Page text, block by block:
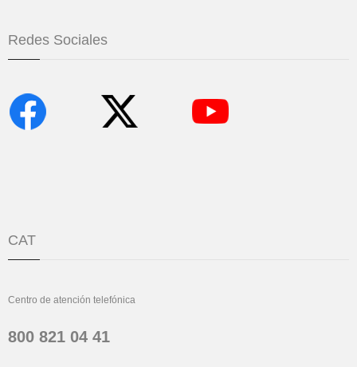
Redes Sociales
CAT
Centro de atención telefónica
800 821 04 41